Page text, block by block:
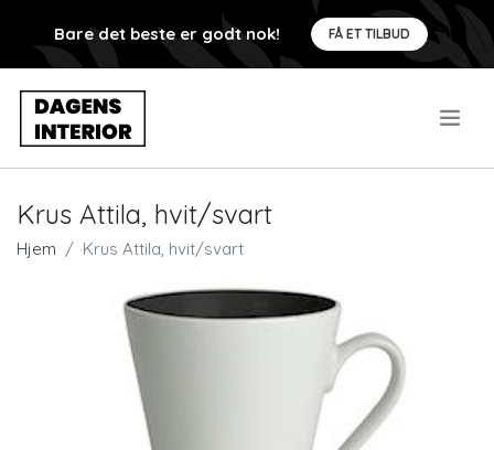
Bare det beste er godt nok! FÅ ET TILBUD
Krus Attila, hvit/svart
Hjem Krus Attila, hvit/svart